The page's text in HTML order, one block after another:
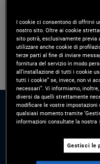
Modifica profilo
Disclaimer legale
I cookie ci consentono di offrirvi
nostro sito. Oltre ai cookie
sito potrà, esclusivamente previa
utilizzare anche cookie di
terze parti al fine di inviare
fornitura del servizio in modo
all’installazione di tutti i cookie
tutti i cookie” se, invece, non vi
necessari”. Vi informiamo,
diversi da quelli strettamente
modificare le vostre impostazioni
qualsiasi momento tramite
informazioni consultate la nostra
Gestisci le